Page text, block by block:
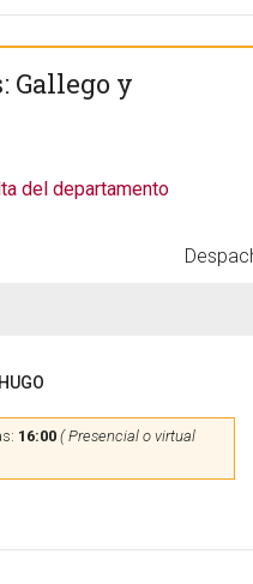
Gallego y
del departamento
16:00 ( Presencial o virtual